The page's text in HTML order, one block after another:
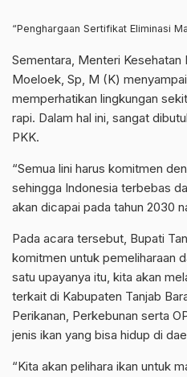
“Penghargaan Sertifikat Eliminasi
Sementara, Menteri Kesehatan
Moeloek, Sp, M (K)
memperhatikan lingkungan
rapi. Dalam hal ini, sangat
PKK.
“Semua lini harus komitmen
sehingga Indonesia terbebas
akan dicapai pada tahun 2030
Pada acara tersebut, Bupati
komitmen untuk pemeliharaan
satu upayanya itu, kita akan
terkait di Kabupaten Tanjab
Perikanan, Perkebunan serta
jenis ikan yang bisa hidup di
“Kita akan pelihara ikan untuk